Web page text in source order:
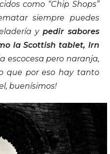
como “Chip Shops”
siempre puedes
ypedir sabores
la Scottish tablet, Irn
escocesa pero naranja,
que por eso hay tanto
buenísimos!